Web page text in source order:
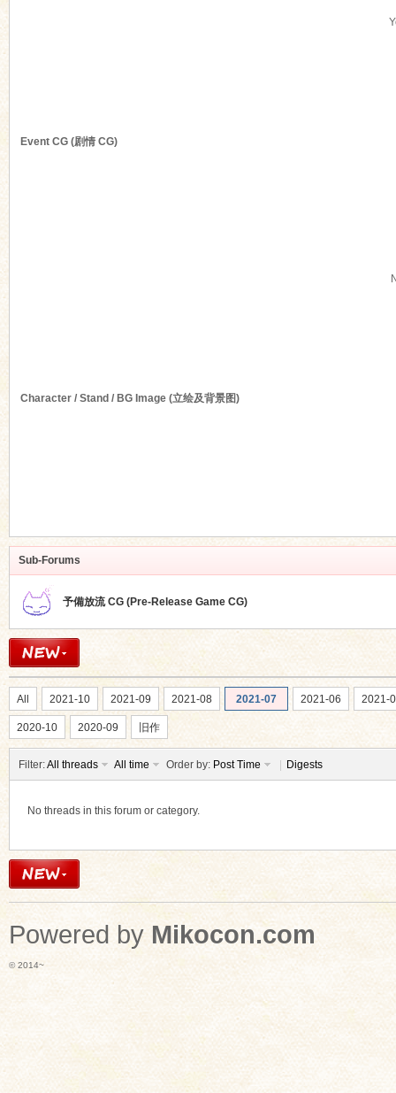
Event CG (剧情 CG)
Character / Stand / BG Image (立绘及背景图)
Sub-Forums
予備放流 CG (Pre-Release Game CG)
All 2021-10 2021-09 2021-08 2021-07 2021-06 2021-
2020-10 2020-09 旧作
Filter:All threads All time Order by: Post Time Digests
No threads in this forum or category.
Powered by Mikocon.com
© 2014~